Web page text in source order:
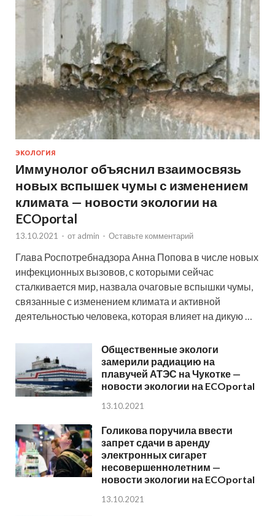
ЭКОЛОГИЯ
Иммунолог объяснил взаимосвязь
новых вспышек чумы с изменением
климата — новости экологии на
ECOportal
13.10.2021 - от admin - Оставьте комментарий
Глава Роспотребнадзора Анна Попова в числе новых
инфекционных вызовов, с которыми сейчас
сталкивается мир, назвала очаговые вспышки чумы,
связанные с изменением климата и активной
деятельностью человека, которая влияет на дикую …
Общественные экологи
замерили радиацию на
плавучей АТЭС на Чукотке —
новости экологии на ECOportal
13.10.2021
Голикова поручила ввести
запрет сдачи в аренду
электронных сигарет
несовершеннолетним —
новости экологии на ECOportal
13.10.2021